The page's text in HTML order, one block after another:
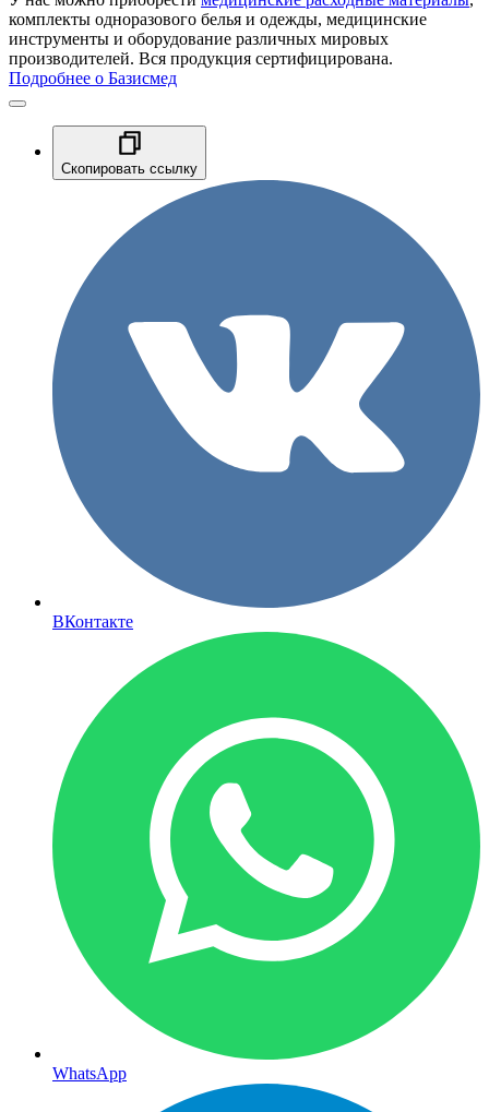
комплекты одноразового белья и одежды, медицинские
инструменты и оборудование различных мировых
производителей. Вся продукция сертифицирована.
Подробнее о Базисмед
Скопировать ссылку
ВКонтакте
WhatsApp